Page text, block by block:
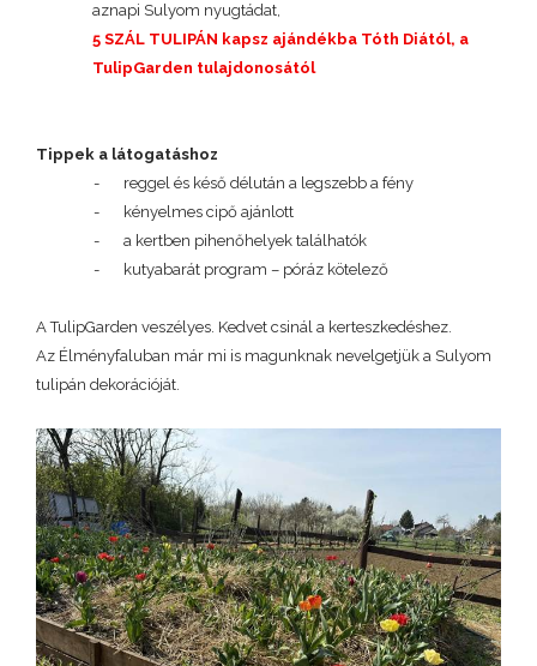
aznapi Sulyom nyugtádat,
5 SZÁL TULIPÁN kapsz ajándékba Tóth Diától, a
TulipGarden tulajdonosától
Tippek a látogatáshoz
-
reggel és késő délután a legszebb a fény
-
kényelmes cipő ajánlott
-
a kertben pihenőhelyek találhatók
-
kutyabarát program – póráz kötelező
A TulipGarden veszélyes. Kedvet csinál a kerteszkedéshez.
Az Élményfaluban már mi is magunknak nevelgetjük a Sulyom
tulipán dekorációját.